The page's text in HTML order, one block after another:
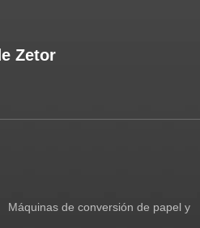
Zetor
Máquinas de conversión de papel y